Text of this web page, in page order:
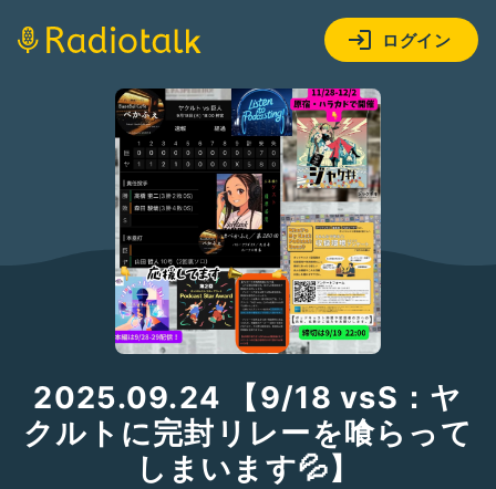
ログイン
2025.09.24 【9/18 vsS：ヤ
クルトに完封リレーを喰らって
しまいます💦】